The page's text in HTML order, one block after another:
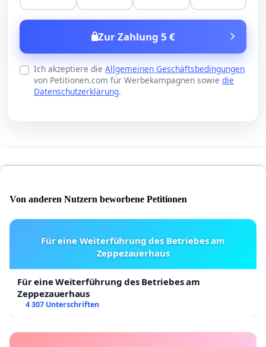
Zur Zahlung 5 €
Ich akzeptiere die Allgemeinen Geschäftsbedingungen
von Petitionen.com für Werbekampagnen sowie die
Datenschutzerklärung.
Von anderen Nutzern beworbene Petitionen
Für eine Weiterführung des Betriebes am
Zeppezauerhaus
Für eine Weiterführung des Betriebes am
Zeppezauerhaus
4 307 Unterschriften